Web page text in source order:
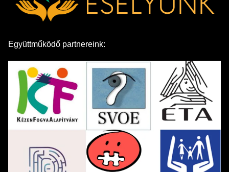
Együttműködő partnereink: